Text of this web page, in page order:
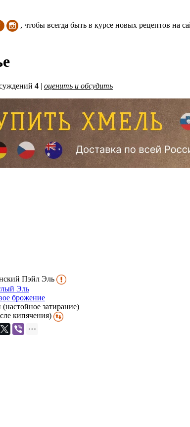
, чтобы всегда быть в курсе новых рецептов на
4 | оценить и обсудить
Пэйл Эль
Эль
брожение
(настойное затирание)
кипячения)